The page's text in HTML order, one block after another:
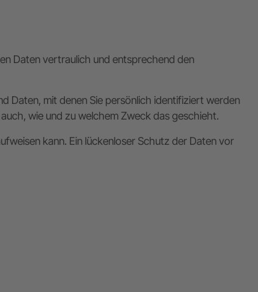
Daten vertraulich und entsprechend den
Daten, mit denen Sie persönlich identifiziert werden
wie und zu welchem Zweck das geschieht.
kann. Ein lückenloser Schutz der Daten vor